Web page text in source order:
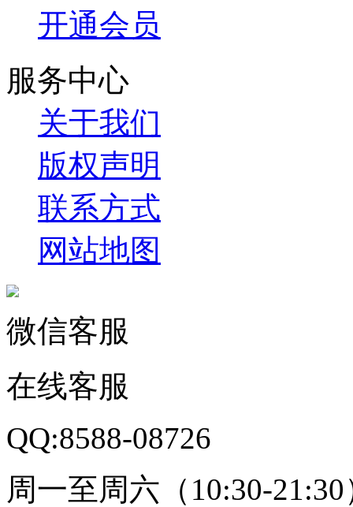
开通会员
服务中心
关于我们
版权声明
联系方式
网站地图
微信客服
在线客服
QQ:8588-08726
周一至周六（10:30-21:30